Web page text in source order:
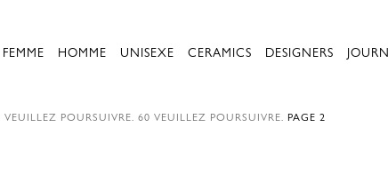
FEMME HOMME UNISEXE CERAMICS DESIGNERS
VEUILLEZ POURSUIVRE. 60 VEUILLEZ POURSUIVRE. PAGE 2